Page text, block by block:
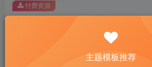
此内容为付费资源，请付费后查看
￥9.9
付费资源
主题模板推荐